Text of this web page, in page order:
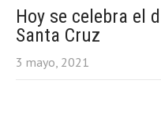
Hoy se celebra el
Santa Cruz
3 mayo, 2021